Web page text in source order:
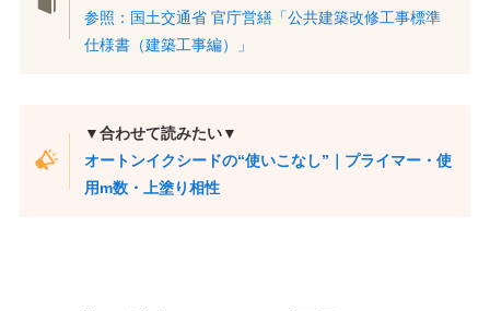
参照：国土交通省 官庁営繕「公共建築改修工事標準
仕様書（建築工事編）」
▼合わせて読みたい▼
オートンイクシードの“使いこなし”｜プライマー・使
用m数・上塗り相性